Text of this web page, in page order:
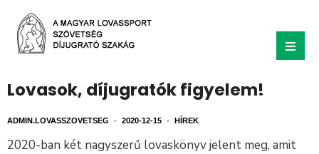
Lovasok, díjugratók figyelem!
ADMIN.LOVASSZOVETSEG • 2020-12-15 • HÍREK
2020-ban két nagyszerű lovaskönyv jelent meg, amit